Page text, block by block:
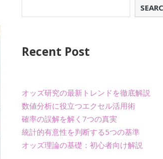
Recent Post
オッズ研究の最新トレンドを徹底解説
数値分析に役立つエクセル活用術
確率の誤解を解く7つの真実
統計的有意性を判断する5つの基準
オッズ理論の基礎：初心者向け解説